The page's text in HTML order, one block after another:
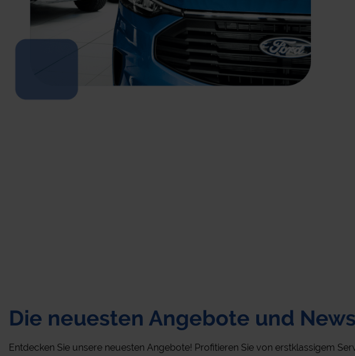
Die neuesten Angebote und News
Entdecken Sie unsere neuesten Angebote! Profitieren Sie von erstklassigem